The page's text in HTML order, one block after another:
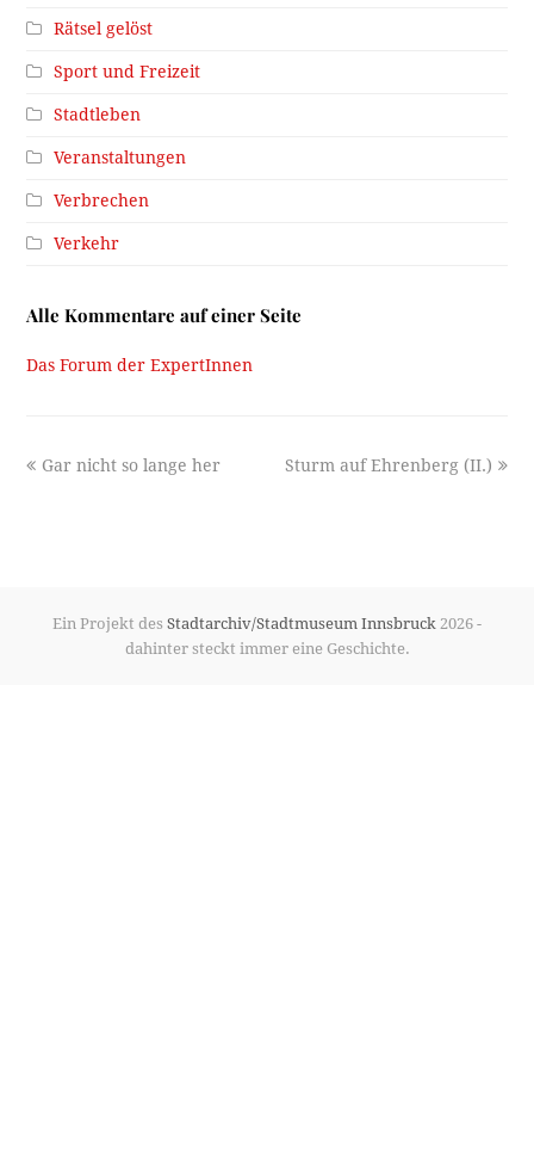
Rätsel gelöst
Sport und Freizeit
Stadtleben
Veranstaltungen
Verbrechen
Verkehr
Alle Kommentare auf einer Seite
Das Forum der ExpertInnen
previous
Gar nicht so lange her
next
Sturm auf Ehrenberg (II.)
Ein Projekt des Stadtarchiv/Stadtmuseum Innsbruck 2026 -
dahinter steckt immer eine Geschichte.